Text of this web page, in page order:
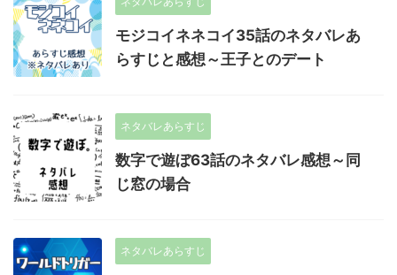
モジコイネネコイ35話のネタバレあ
らすじと感想～王子とのデート
ネタバレあらすじ
数字で遊ぼ63話のネタバレ感想～同
じ窓の場合
ネタバレあらすじ